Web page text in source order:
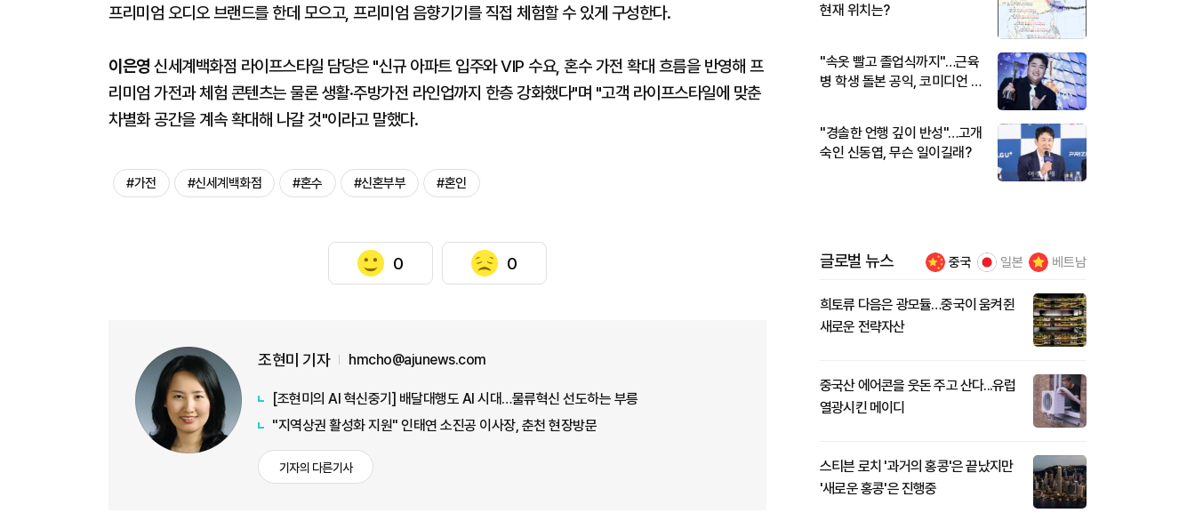
프리미엄 오디오 브랜드를 한데 모으고, 프리미엄 음향기기를 직접 체험할 수 있게 구성한다.
이은영 신세계백화점 라이프스타일 담당은 "신규 아파트 입주와 VIP 수요, 혼수 가전 확대 흐름을 반영해 프
리미엄 가전과 체험 콘텐츠는 물론 생활·주방가전 라인업까지 한층 강화했다"며 "고객 라이프스타일에 맞춘
차별화 공간을 계속 확대해 나갈 것"이라고 말했다.
#가전 #신세계백화점 #혼수 #신혼부부 #혼인
0 0
조현미 기자 hmcho@ajunews.com
[조현미의 AI 혁신중기] 배달대행도 AI 시대…물류혁신 선도하는 부릉
"지역상권 활성화 지원" 인태연 소진공 이사장, 춘천 현장방문
기자의 다른기사
현재 위치는?
"속옷 빨고 졸업식까지"…근육
병 학생 돌본 공익, 코미디언 김
"경솔한 언행 깊이 반성"…고개
숙인 신동엽, 무슨 일이길래?
글로벌 뉴스 중국 일본 베트남
희토류 다음은 광모듈…중국이 움켜쥔
새로운 전략자산
중국산 에어콘을 웃돈 주고 산다...유럽
열광시킨 메이디
스티븐 로치 '과거의 홍콩'은 끝났지만
'새로운 홍콩'은 진행중